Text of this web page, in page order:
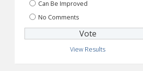
Can Be Improved
No Comments
View Results